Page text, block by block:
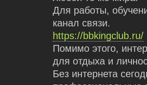
Для работы,
канал связи.
https://bbkingclub.ru/
Помимо этого,
для отдыха и
Без интернета